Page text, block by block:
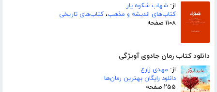
از: شهاب شکوه یار
کتاب‌های اندیشه و مذهب، کتاب‌های تاریخی
۱۱۰۸ صفحه
دانلود کتاب رمان جادوی آویژگی
از: مهدی زارع
دانلود رایگان بهترین رمان‌ها
۲۵۵ صفحه